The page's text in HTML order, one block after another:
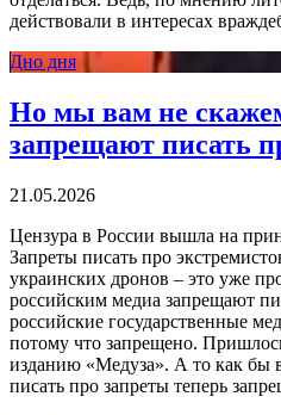
действовали в интересах
Дно дня
Но мы вам не
запрещают писать
21.05.2026
Цензура в России вышла на
Запреты писать про
украинских дронов – это уже
российским медиа запрещают
российские государственные
потому что запрещено.
изданию «Медуза». А то как бы
писать про запреты теперь